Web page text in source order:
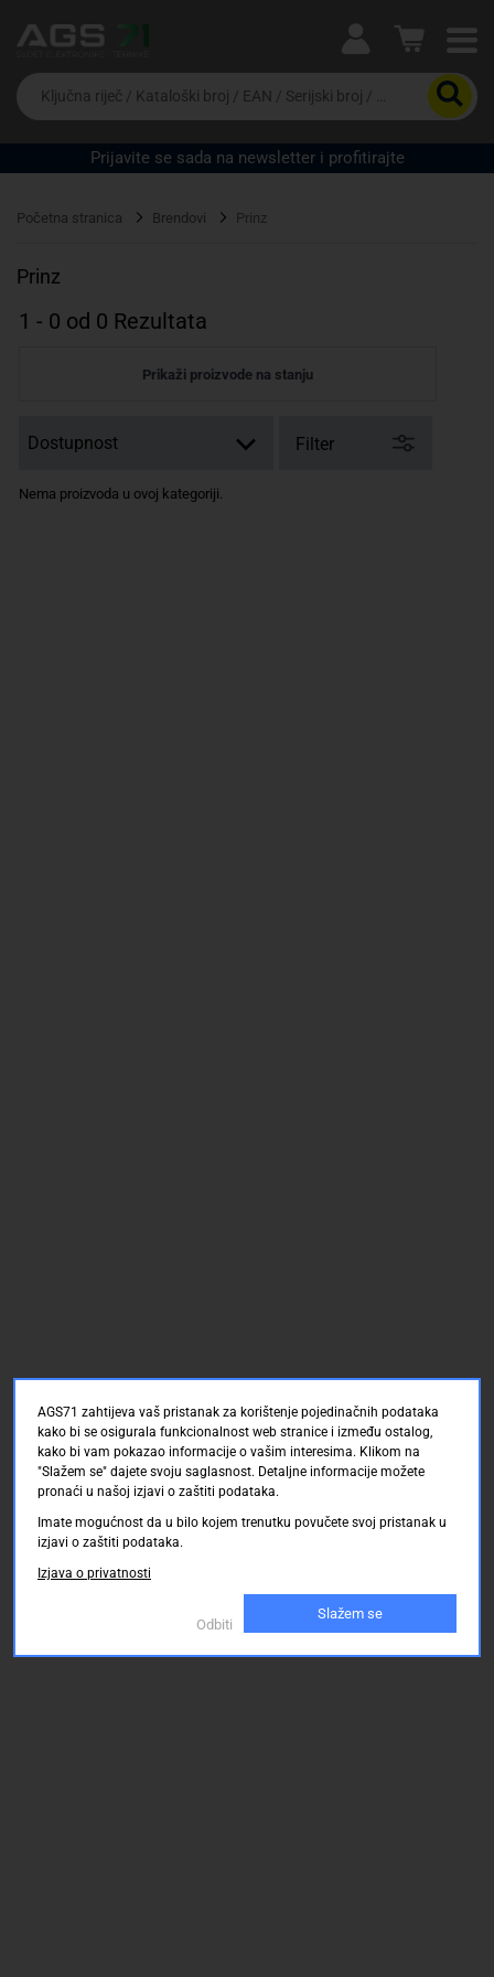
Ova postavka prilagođava asortiman proizvoda i
cijene vašim potrebama.
Da
biste
potražili
proizvod,
unesite
riječ,
EAN
serijski
Prijavite se sada na newsletter i profitirajte
Početna stranica Brendovi Prinz
Prinz
1 - 0 od 0 Rezultata
Prikaži proizvode na stanju
Filter
Nema proizvoda u ovoj kategoriji.
AGS71 zahtijeva vaš pristanak za korištenje pojedinačnih podataka
kako bi se osigurala funkcionalnost web stranice i između ostalog,
kako bi vam pokazao informacije o vašim interesima. Klikom na
"Slažem se" dajete svoju saglasnost. Detaljne informacije možete
pronaći u našoj izjavi o zaštiti podataka.
Imate mogućnost da u bilo kojem trenutku povučete svoj pristanak u
izjavi o zaštiti podataka.
Izjava o privatnosti
Odbiti
Slažem se